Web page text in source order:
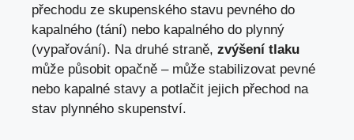
přechodu ze skupenského stavu pevného do
kapalného (tání) nebo kapalného do plynný
(vypařování). Na druhé straně, zvýšení tlaku
může působit opačně – může stabilizovat pevné
nebo kapalné stavy a potlačit jejich přechod na
stav plynného skupenství.